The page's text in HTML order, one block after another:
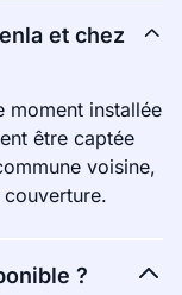
et chez
moment installée
être captée
voisine,
?